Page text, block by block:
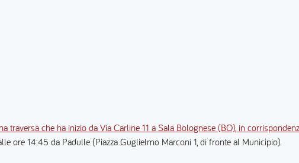
traversa che ha inizio da Via Carline 11 a Sala Bolognese (BO), in
ore 14:45 da Padulle (Piazza Guglielmo Marconi 1, di fronte al Municipio).